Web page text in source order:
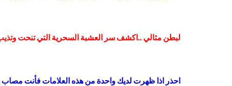
لبطن مثالي ..اكشف سر العشبة السحرية التي تنحت
احذر اذا ظهرت لديك واحدة من هذه العلامات فأنت